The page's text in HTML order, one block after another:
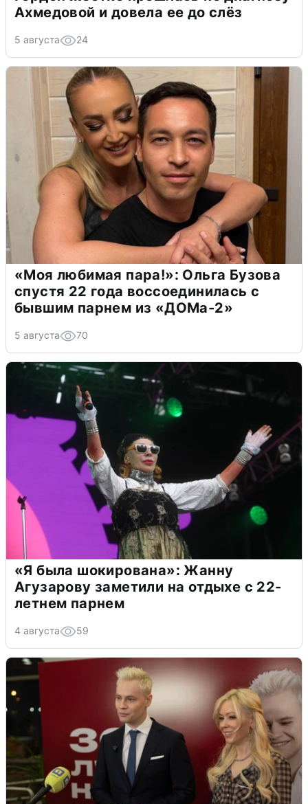
Ахмедовой и довела ее до слёз
5 августа 24
«Моя любимая пара!»: Ольга Бузова
спустя 22 года воссоединилась с
бывшим парнем из «ДОМа-2»
5 августа 70
«Я была шокирована»: Жанну
Агузарову заметили на отдыхе с 22-
летнем парнем
4 августа 59